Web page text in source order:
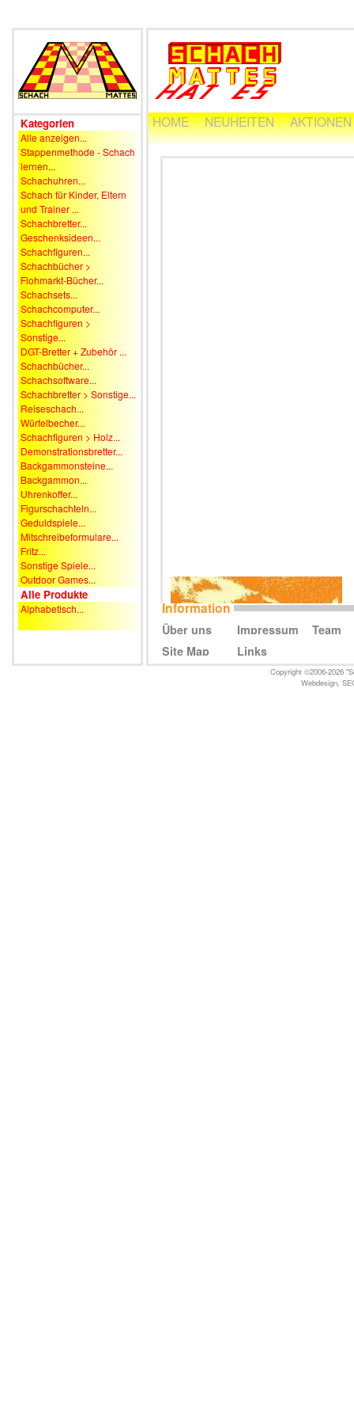
Kategorien
Alle anzeigen...
Stappenmethode - Schach
lernen...
Schachuhren...
Schach für Kinder, Eltern
und Trainer ...
Schachbretter...
Geschenksideen...
Schachfiguren...
Schachbücher >
Flohmarkt-Bücher...
Schachsets...
Schachcomputer...
Schachfiguren >
Sonstige...
DGT-Bretter + Zubehör ...
Schachbücher...
Schachsoftware...
Schachbretter > Sonstige...
Reiseschach...
Würfelbecher...
Schachfiguren > Holz...
Demonstrationsbretter...
Backgammonsteine...
Backgammon...
Uhrenkoffer...
Figurschachteln...
Geduldspiele...
Mitschreibeformulare...
Fritz...
Sonstige Spiele...
Outdoor Games...
Alle Produkte
Alphabetisch...
HOME NEUHEITEN AKTIONEN
Information
Über uns Impressum
Team
Site Map
Links
Copyright ©2006-2026
Webdesign,